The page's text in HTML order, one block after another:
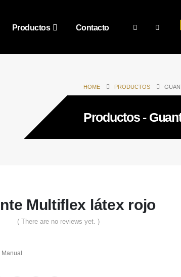
Productos Contacto
HOME PRODUCTOS
Productos -
Multiflex látex rojo
( There are no reviews yet. )
Manual